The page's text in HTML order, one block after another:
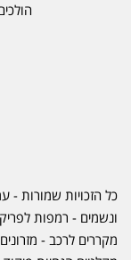
כל הזכויות שמורות -
ונשמים - רמפות
מקררים לרכב - מזרונים